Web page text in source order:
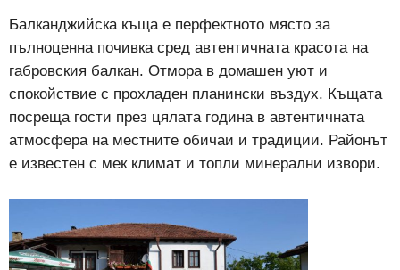
Балканджийска къща е перфектното място за
пълноценна почивка сред автентичната красота на
габровския балкан. Отмора в домашен уют и
спокойствие с прохладен планински въздух. Къщата
посреща гости през цялата година в автентичната
атмосфера на местните обичаи и традиции. Районът
е известен с мек климат и топли минерални извори.